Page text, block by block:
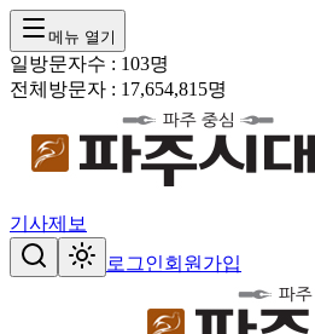
메뉴 열기
일방문자수 : 103명
전체방문자 : 17,654,815명
기사제보
로그인회원가입